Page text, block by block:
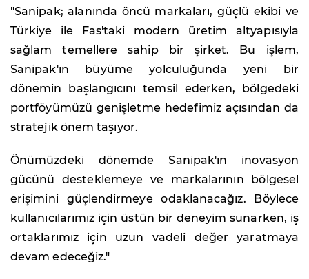
"Sanipak; alanında öncü markaları, güçlü ekibi ve
Türkiye ile Fas'taki modern üretim altyapısıyla
sağlam temellere sahip bir şirket. Bu işlem,
Sanipak'ın büyüme yolculuğunda yeni bir
dönemin başlangıcını temsil ederken, bölgedeki
portföyümüzü genişletme hedefimiz açısından da
stratejik önem taşıyor.
Önümüzdeki dönemde Sanipak'ın inovasyon
gücünü desteklemeye ve markalarının bölgesel
erişimini güçlendirmeye odaklanacağız. Böylece
kullanıcılarımız için üstün bir deneyim sunarken, iş
ortaklarımız için uzun vadeli değer yaratmaya
devam edeceğiz."